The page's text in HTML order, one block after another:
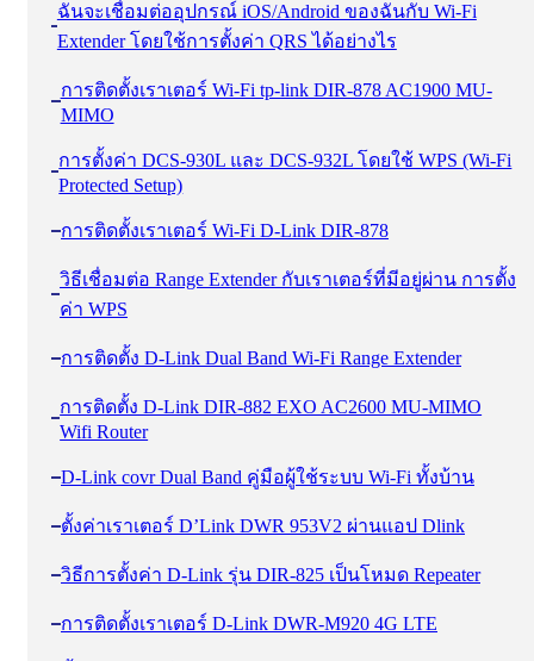
ฉันจะเชื่อมต่ออุปกรณ์ iOS/Android ของฉันกับ Wi-Fi
Extender โดยใช้การตั้งค่า QRS ได้อย่างไร
การติดตั้งเราเตอร์ Wi-Fi tp-link DIR-878 AC1900 MU-
MIMO
การตั้งค่า DCS-930L และ DCS-932L โดยใช้ WPS (Wi-Fi
Protected Setup)
การติดตั้งเราเตอร์ Wi-Fi D-Link DIR-878
วิธีเชื่อมต่อ Range Extender กับเราเตอร์ที่มีอยู่ผ่าน การตั้ง
ค่า WPS
การติดตั้ง D-Link Dual Band Wi-Fi Range Extender
การติดตั้ง D-Link DIR-882 EXO AC2600 MU-MIMO
Wifi Router
D-Link covr Dual Band คู่มือผู้ใช้ระบบ Wi-Fi ทั้งบ้าน
ตั้งค่าเราเตอร์ D’Link DWR 953V2 ผ่านแอป Dlink
วิธีการตั้งค่า D-Link รุ่น DIR-825 เป็นโหมด Repeater
การติดตั้งเราเตอร์ D-Link DWR-M920 4G LTE